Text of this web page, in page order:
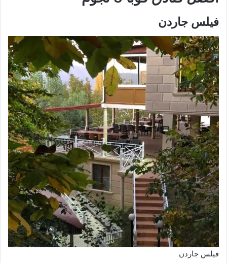
فيلس جاردن
فيلس جاردن